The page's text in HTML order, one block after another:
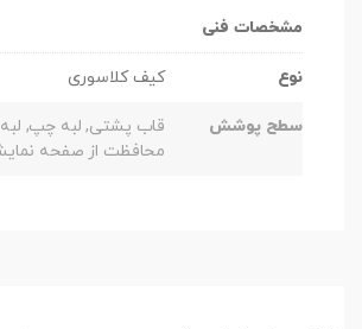
مشخصات فنی
نوع کیف کلاسوری
سطح پوشش
قاب پشتی, لبه چپ,
محافظت از صفحه